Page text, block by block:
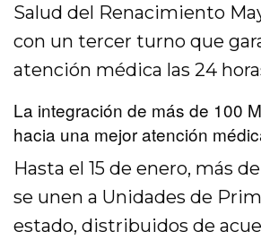
Salud del Renacimiento
con un tercer turno que
atención médica las 24
La integración de más de 100
hacia una mejor atención
Hasta el 15 de enero, más
se unen a Unidades de
estado, distribuidos de